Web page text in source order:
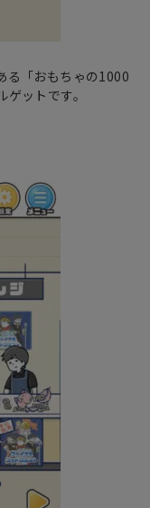
る「おもちゃの1000
ットです。